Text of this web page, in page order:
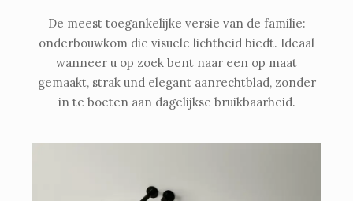
De meest toegankelijke versie van de familie:
onderbouwkom die visuele lichtheid biedt. Ideaal
wanneer u op zoek bent naar een op maat
gemaakt, strak und elegant aanrechtblad, zonder
in te boeten aan dagelijkse bruikbaarheid.